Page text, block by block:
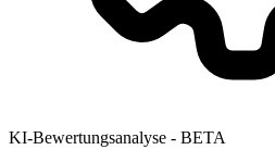
KI-Bewertungsanalyse - BETA